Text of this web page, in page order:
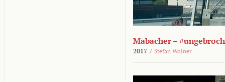
Mabacher –
2017 / Stefan Wolner